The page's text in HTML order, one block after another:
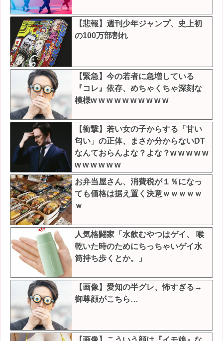
【悲報】週刊少年ジャンプ、史上初
の100万部割れ
【緊急】今の若者に急増している
『コレ』依存、めちゃくちゃ深刻な
模様w w w w w w w w w w
【衝撃】若い女の子からする「甘い
匂い」の正体、まさか分からないDT
なんておらんよな？よな？w w w w w
w w w w w w
お弁当屋さん、消費税が１％になっ
ても価格は据え置く決意ｗｗｗｗｗ
ｗ
人気格闘家「水飲むやつはゲイ、 喉
乾いた時のためにちっちゃいゲイ水
筒持ち歩くとか。」
【画像】愛知の半グレ、怖すぎる→
御尊顔がこちら…